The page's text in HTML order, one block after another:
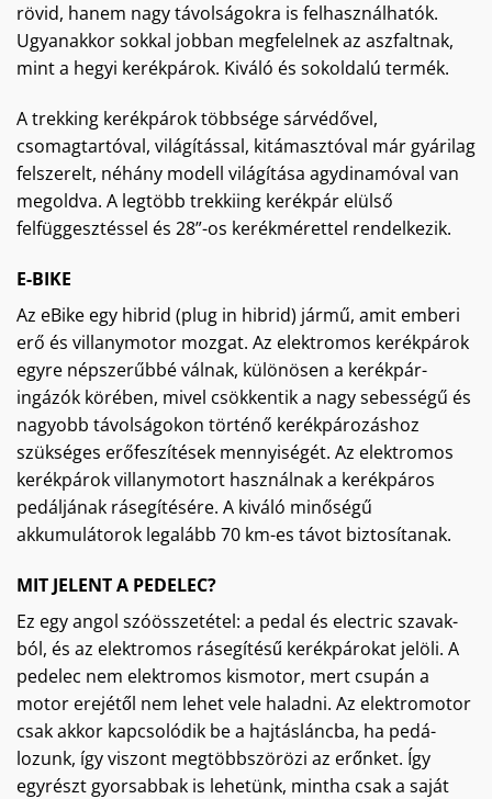
rövid, hanem nagy távolságokra is felhasználhatók.
Ugyanakkor sokkal jobban megfelelnek az aszfaltnak,
mint a hegyi kerékpárok. Kiváló és sokoldalú termék.
A trekking kerékpárok többsége sárvédővel,
csomagtartóval, világítással, kitámasztóval már gyárilag
felszerelt, néhány modell világítása agydinamóval van
megoldva. A legtöbb trekkiing kerékpár elülső
felfüggesztéssel és 28”-os kerékmérettel rendelkezik.
E-BIKE
Az eBike egy hibrid (plug in hibrid) jármű, amit emberi
erő és villanymotor mozgat. Az elektromos kerékpárok
egyre népszerűbbé válnak, különösen a kerékpár-
ingázók körében, mivel csökkentik a nagy sebességű és
nagyobb távolságokon történő kerékpározáshoz
szükséges erőfeszítések mennyiségét. Az elektromos
kerékpárok villanymotort használnak a kerékpáros
pedáljának rásegítésére. A kiváló minőségű
akkumulátorok legalább 70 km-es távot biztosítanak.
MIT JELENT A PEDELEC?
Ez egy angol szóösszetétel: a pedal és electric szavak-
ból, és az elektromos rásegítésű kerékpárokat jelöli. A
pedelec nem elektromos kismotor, mert csupán a
motor erejétől nem lehet vele haladni. Az elektromotor
csak akkor kapcsolódik be a hajtásláncba, ha pedá-
lozunk, így viszont megtöbbszörözi az erőnket. Így
egyrészt gyorsabbak is lehetünk, mintha csak a saját